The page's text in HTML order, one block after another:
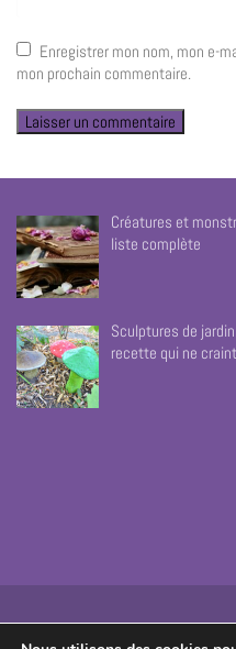
Enregistrer mon nom, mon e-
mon prochain commentaire.
Créatures et
liste complète
Sculptures de
recette qui ne